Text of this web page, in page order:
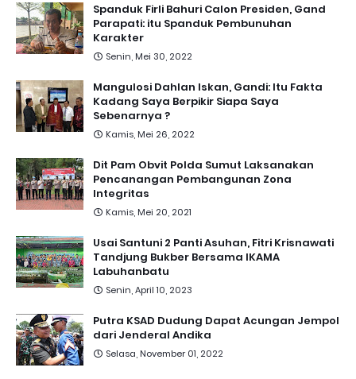
Spanduk Firli Bahuri Calon Presiden, Gand
Parapati: itu Spanduk Pembunuhan
Karakter
Senin, Mei 30, 2022
Mangulosi Dahlan Iskan, Gandi: Itu Fakta
Kadang Saya Berpikir Siapa Saya
Sebenarnya ?
Kamis, Mei 26, 2022
Dit Pam Obvit Polda Sumut Laksanakan
Pencanangan Pembangunan Zona
Integritas
Kamis, Mei 20, 2021
Usai Santuni 2 Panti Asuhan, Fitri Krisnawati
Tandjung Bukber Bersama IKAMA
Labuhanbatu
Senin, April 10, 2023
Putra KSAD Dudung Dapat Acungan Jempol
dari Jenderal Andika
Selasa, November 01, 2022